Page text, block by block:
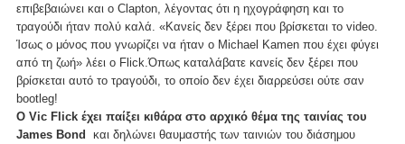
επιβεβαιώνει και ο Clapton, λέγοντας ότι η ηχογράφηση και το
τραγούδι ήταν πολύ καλά. «Κανείς δεν ξέρει που βρίσκεται το video.
Ίσως ο μόνος που γνωρίζει να ήταν ο Michael Kamen που έχει φύγει
από τη ζωή» λέει ο Flick.Όπως καταλάβατε κανείς δεν ξέρει που
βρίσκεται αυτό το τραγούδι, το οποίο δεν έχει διαρρεύσει ούτε σαν
bootleg!
Ο Vic Flick έχει παίξει κιθάρα στο αρχικό θέμα της ταινίας του
James Bond και δηλώνει θαυμαστής των ταινιών του διάσημου